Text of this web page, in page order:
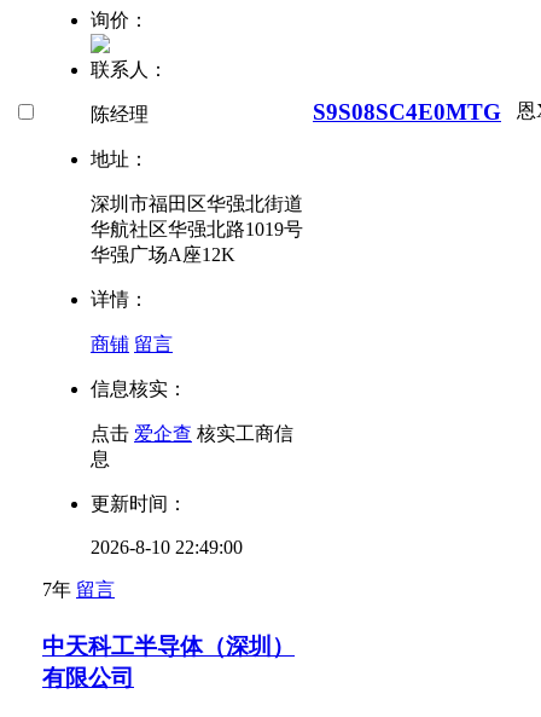
询价：
联系人：
陈经理
地址：
深圳市福田区华强北街道
华航社区华强北路1019号
华强广场A座12K
详情：
商铺 留言
信息核实：
点击 爱企查 核实工商信
息
更新时间：
2026-8-10 22:49:00
7年 留言
S9S08SC4E0MTG 恩
中天科工半导体（深圳）
有限公司